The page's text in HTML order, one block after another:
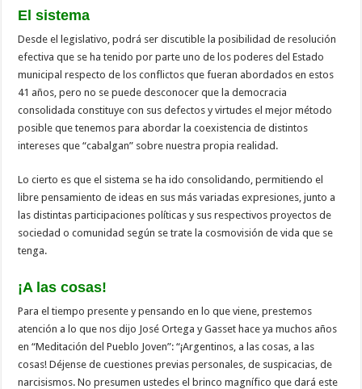
El sistema
Desde el legislativo, podrá ser discutible la posibilidad de resolución
efectiva que se ha tenido por parte uno de los poderes del Estado
municipal respecto de los conflictos que fueran abordados en estos
41 años, pero no se puede desconocer que la democracia
consolidada constituye con sus defectos y virtudes el mejor método
posible que tenemos para abordar la coexistencia de distintos
intereses que “cabalgan” sobre nuestra propia realidad.
Lo cierto es que el sistema se ha ido consolidando, permitiendo el
libre pensamiento de ideas en sus más variadas expresiones, junto a
las distintas participaciones políticas y sus respectivos proyectos de
sociedad o comunidad según se trate la cosmovisión de vida que se
tenga.
¡A las cosas!
Para el tiempo presente y pensando en lo que viene, prestemos
atención a lo que nos dijo José Ortega y Gasset hace ya muchos años
en “Meditación del Pueblo Joven”: “¡Argentinos, a las cosas, a las
cosas! Déjense de cuestiones previas personales, de suspicacias, de
narcisismos. No presumen ustedes el brinco magnífico que dará este